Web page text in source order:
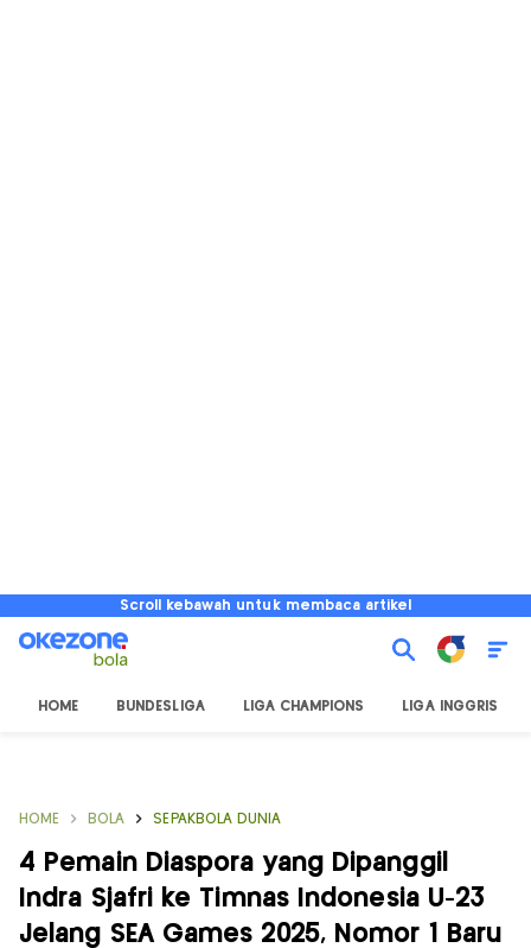
Scroll kebawah untuk membaca artikel
HOME BUNDESLIGA LIGA CHAMPIONS LIGA INGGRIS
HOME BOLA SEPAKBOLA DUNIA
4 Pemain Diaspora yang Dipanggil
Indra Sjafri ke Timnas Indonesia U-23
Jelang SEA Games 2025, Nomor 1 Baru